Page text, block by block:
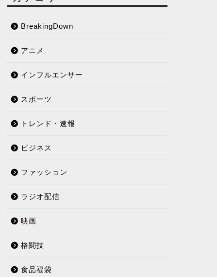
BreakingDown
アニメ
インフルエンサー
スポーツ
トレンド・速報
ビジネス
ファッション
ラジオ配信
映画
格闘技
食品福袋